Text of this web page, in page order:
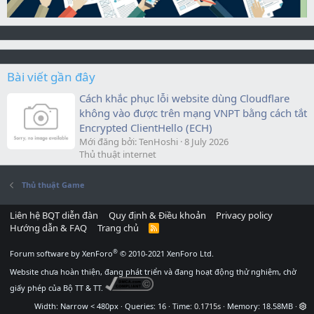
Bài viết gần đây
Cách khắc phục lỗi website dùng Cloudflare
không vào được trên mạng VNPT bằng cách tắt
Encrypted ClientHello (ECH)
Mới đăng bởi: TenHoshi 8 July 2026
Thủ thuật internet
Thủ thuật Game
Liên hệ BQT diễn đàn Quy định & Điều khoản
Privacy policy
Hướng dẫn & FAQ
Trang chủ
R
Forum software by XenForo® © 2010-2021 XenForo Ltd.
Website chưa hoàn thiện, đang phát triển và đang hoạt động thử nghiệm, chờ
giấy phép của Bộ TT & TT.
Width
Queries 16 Time 0.1715s Memory 18.58MB